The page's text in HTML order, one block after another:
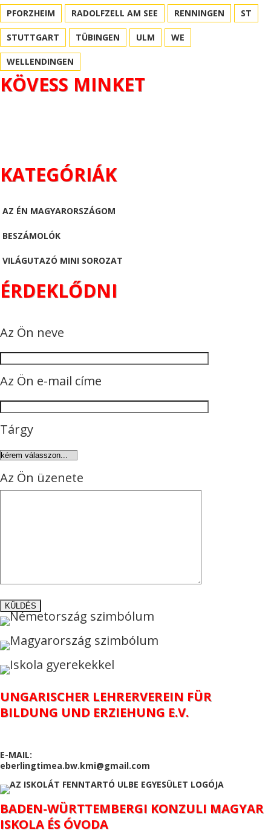
PFORZHEIM RADOLFZELL AM SEE RENNINGEN ST
STUTTGART TÜBINGEN ULM WE
WELLENDINGEN
KÖVESS MINKET
KATEGÓRIÁK
AZ ÉN MAGYARORSZÁGOM
BESZÁMOLÓK
VILÁGUTAZÓ MINI SOROZAT
ÉRDEKLŐDNI
Az Ön neve
Az Ön e-mail címe
Tárgy
Az Ön üzenete
UNGARISCHER LEHRERVEREIN FÜR
BILDUNG UND ERZIEHUNG E.V.
E-MAIL:
eberlingtimea.bw.kmi@gmail.com
BADEN-WÜRTTEMBERGI KONZULI MAGYAR
ISKOLA ÉS ÓVODA